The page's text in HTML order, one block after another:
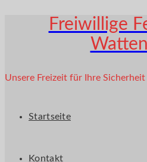
Freiwillige
Unsere Freizeit für Ihre Sicherheit
Startseite
Kontakt